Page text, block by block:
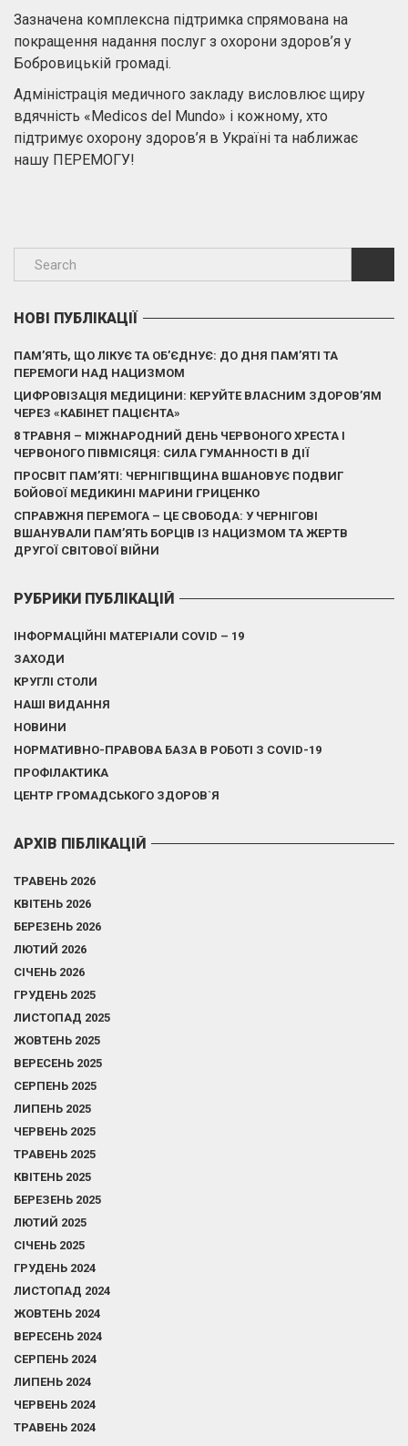
Зазначена комплексна підтримка спрямована на
покращення надання послуг з охорони здоров’я у
Бобровицькій громаді.
Адміністрація медичного закладу висловлює щиру
вдячність «Medicos del Mundo» і кожному, хто
підтримує охорону здоров’я в Україні та наближає
нашу ПЕРЕМОГУ!
НОВІ ПУБЛІКАЦІЇ
ПАМ’ЯТЬ, ЩО ЛІКУЄ ТА ОБ’ЄДНУЄ: ДО ДНЯ ПАМ’ЯТІ ТА
ПЕРЕМОГИ НАД НАЦИЗМОМ
ЦИФРОВІЗАЦІЯ МЕДИЦИНИ: КЕРУЙТЕ ВЛАСНИМ ЗДОРОВ’ЯМ
ЧЕРЕЗ «КАБІНЕТ ПАЦІЄНТА»
8 ТРАВНЯ – МІЖНАРОДНИЙ ДЕНЬ ЧЕРВОНОГО ХРЕСТА І
ЧЕРВОНОГО ПІВМІСЯЦЯ: СИЛА ГУМАННОСТІ В ДІЇ
ПРОСВІТ ПАМ’ЯТІ: ЧЕРНІГІВЩИНА ВШАНОВУЄ ПОДВИГ
БОЙОВОЇ МЕДИКИНІ МАРИНИ ГРИЦЕНКО
СПРАВЖНЯ ПЕРЕМОГА – ЦЕ СВОБОДА: У ЧЕРНІГОВІ
ВШАНУВАЛИ ПАМ’ЯТЬ БОРЦІВ ІЗ НАЦИЗМОМ ТА ЖЕРТВ
ДРУГОЇ СВІТОВОЇ ВІЙНИ
РУБРИКИ ПУБЛІКАЦІЙ
ІНФОРМАЦІЙНІ МАТЕРІАЛИ COVID – 19
ЗАХОДИ
КРУГЛІ СТОЛИ
НАШІ ВИДАННЯ
НОВИНИ
НОРМАТИВНО-ПРАВОВА БАЗА В РОБОТІ З COVID-19
ПРОФІЛАКТИКА
ЦЕНТР ГРОМАДСЬКОГО ЗДОРОВ`Я
АРХІВ ПІБЛІКАЦІЙ
ТРАВЕНЬ 2026
КВІТЕНЬ 2026
БЕРЕЗЕНЬ 2026
ЛЮТИЙ 2026
СІЧЕНЬ 2026
ГРУДЕНЬ 2025
ЛИСТОПАД 2025
ЖОВТЕНЬ 2025
ВЕРЕСЕНЬ 2025
СЕРПЕНЬ 2025
ЛИПЕНЬ 2025
ЧЕРВЕНЬ 2025
ТРАВЕНЬ 2025
КВІТЕНЬ 2025
БЕРЕЗЕНЬ 2025
ЛЮТИЙ 2025
СІЧЕНЬ 2025
ГРУДЕНЬ 2024
ЛИСТОПАД 2024
ЖОВТЕНЬ 2024
ВЕРЕСЕНЬ 2024
СЕРПЕНЬ 2024
ЛИПЕНЬ 2024
ЧЕРВЕНЬ 2024
ТРАВЕНЬ 2024